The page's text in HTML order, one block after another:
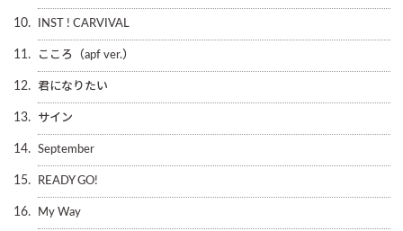
10. INST ! CARVIVAL
11. こころ（apf ver.）
12. 君になりたい
13. サイン
14. September
15. READY GO!
16. My Way